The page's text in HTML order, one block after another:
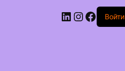
Войти